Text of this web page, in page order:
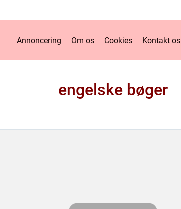
Annoncering Om os Cookies Kontakt os
engelske bøger